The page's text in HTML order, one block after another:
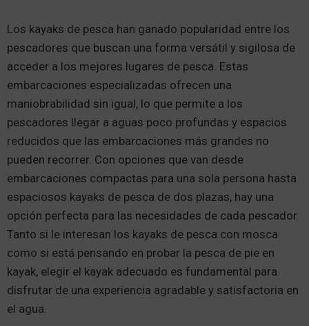
Los kayaks de pesca han ganado popularidad entre los
pescadores que buscan una forma versátil y sigilosa de
acceder a los mejores lugares de pesca. Estas
embarcaciones especializadas ofrecen una
maniobrabilidad sin igual, lo que permite a los
pescadores llegar a aguas poco profundas y espacios
reducidos que las embarcaciones más grandes no
pueden recorrer. Con opciones que van desde
embarcaciones compactas para una sola persona hasta
espaciosos kayaks de pesca de dos plazas, hay una
opción perfecta para las necesidades de cada pescador.
Tanto si le interesan los kayaks de pesca con mosca
como si está pensando en probar la pesca de pie en
kayak, elegir el kayak adecuado es fundamental para
disfrutar de una experiencia agradable y satisfactoria en
el agua.